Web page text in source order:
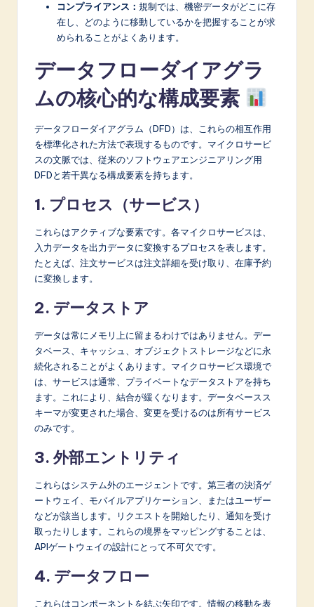
コンプライアンス： 規制では、機密データがどこに存
在し、どのように移動しているかを把握することが求
められることがよくあります。
データフローダイアグラ
ムの核心的な構成要素
データフローダイアグラム（DFD）は、これらの相互作用
を標準化された方法で表現するものです。マイクロサービ
スの文脈では、従来のソフトウェアエンジニアリング用
DFDと若干異なる構成要素を持ちます。
1. プロセス（サービス）
これらはアクティブな要素です。各マイクロサービスは、
入力データを出力データに変換するプロセスを表します。
たとえば、注文サービスは注文詳細を受け取り、在庫予約
に変換します。
2. データストア
データは常にメモリ上に留まるわけではありません。デー
タベース、キャッシュ、オブジェクトストレージなどに永
続化されることがよくあります。マイクロサービス環境で
は、サービスは通常、プライベートなデータストアを持ち
ます。これにより、結合が緩くなります。データベースス
キーマが変更された場合、変更を受けるのは所有サービス
のみです。
3. 外部エントリティ
これらはシステム外のエージェントです。第三者の決済ゲ
ートウェイ、モバイルアプリケーション、またはユーザー
などが該当します。リクエストを開始したり、通知を受け
取ったりします。これらの境界をマッピングすることは、
APIゲートウェイの設計にとって不可欠です。
4. データフロー
これらはコンポーネントを結ぶ矢印です。情報の移動を表